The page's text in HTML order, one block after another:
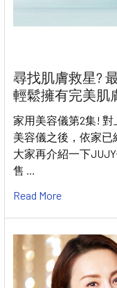
尋找肌膚救星?
輕鬆擁有完美肌
家用美容儀第2集!
美容儀之後，依家
大家再介紹一下
售 …
Read More